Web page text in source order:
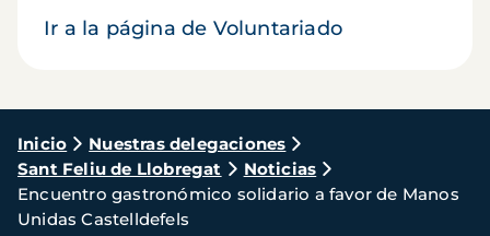
Ir a la página de Voluntariado
Ruta
de
navegación
Inicio
Nuestras delegaciones
Sant Feliu de Llobregat
Noticias
Encuentro gastronómico solidario a favor de Manos
Unidas Castelldefels